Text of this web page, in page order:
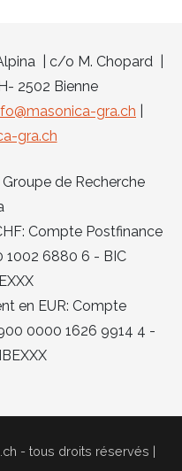
| c/o M. Chopard |
2502 Bienne
gra.ch
gra.ch
de Recherche
Compte Postfinance
1002 6880 6 - BIC
en EUR: Compte
0000 1626 9914 4 -
- tous droits réservés |